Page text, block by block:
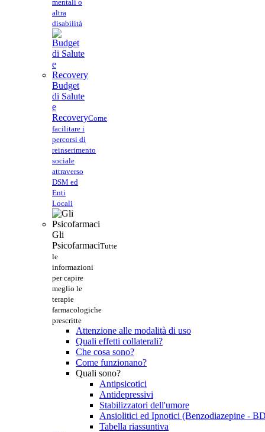
mentali o
altra
disabilità
Budget
di Salute
e
RecoveryCome
facilitare i
percorsi di
reinserimento
sociale
attraverso
DSM ed
Enti
Locali
Gli
PsicofarmaciTutte
le
informazioni
per capire
meglio le
terapie
farmacologiche
prescritte
Attenzione alle modalità di uso
Quali effetti collaterali?
Che cosa sono?
Come funzionano?
Quali sono?
Antipsicotici
Antidepressivi
Stabilizzatori dell'umore
Ansiolitici ed Ipnotici (Benzodiazepine -
Tabella riassuntiva